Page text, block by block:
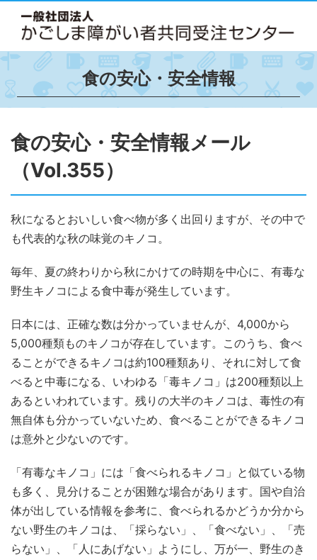
食の安心・安全情報
食の安心・安全情報メール
（Vol.355）
秋になるとおいしい食べ物が多く出回りますが、その中で
も代表的な秋の味覚のキノコ。
毎年、夏の終わりから秋にかけての時期を中心に、有毒な
野生キノコによる食中毒が発生しています。
日本には、正確な数は分かっていませんが、4,000から
5,000種類ものキノコが存在しています。このうち、食べ
ることができるキノコは約100種類あり、それに対して食
べると中毒になる、いわゆる「毒キノコ」は200種類以上
あるといわれています。残りの大半のキノコは、毒性の有
無自体も分かっていないため、食べることができるキノコ
は意外と少ないのです。
「有毒なキノコ」には「食べられるキノコ」と似ている物
も多く、見分けることが困難な場合があります。国や自治
体が出している情報を参考に、食べられるかどうか分から
ない野生のキノコは、「採らない」、「食べない」、「売
らない」、「人にあげない」ようにし、万が一、野生のき